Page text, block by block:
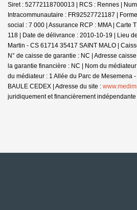
Siret : 52772118700013 | RCS : Rennes |
Intracommunautaire : FR92527721187 |
social : 7 000 | Assurance RCP : MMA | Carte
118 | Date de délivrance : 2010-10-19 | Lieu
Martin - CS 61714 35417 SAINT MALO |
N° de caisse de garantie : NC | Adresse
la garantie financière : NC | Nom du
du médiateur : 1 Allée du Parc de Mesemena
BAULE CEDEX | Adresse du site :
juridiquement et financièrement indépendante